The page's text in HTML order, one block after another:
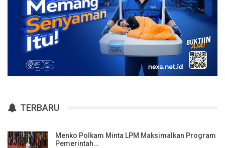
TERBARU
Menko Polkam Minta LPM Maksimalkan Program
Pemerintah…